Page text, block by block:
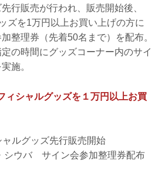
行販売が行われ、販売開始後、
ズを1万円以上お買い上げの方に
整理券（先着50名まで）を配布。
の時間にグッズコーナー内のサイ
施。
ィシャルグッズを１万円以上お買
ルグッズ先行販売開始
バ サイン会参加整理券配布